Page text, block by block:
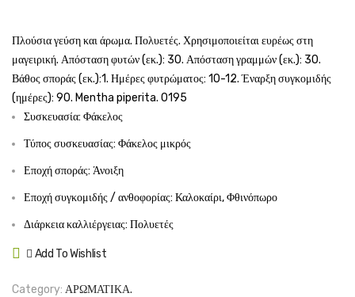
Πλούσια γεύση και άρωμα. Πολυετές. Χρησιμοποιείται ευρέως στη
μαγειρική. Απόσταση φυτών (εκ.): 30. Απόσταση γραμμών (εκ.): 30.
Βάθος σποράς (εκ.):1. Ημέρες φυτρώματος: 10-12. Έναρξη συγκομιδής
(ημέρες): 90. Mentha piperita. 0195
Συσκευασία: Φάκελος
Τύπος συσκευασίας: Φάκελος μικρός
Εποχή σποράς: Άνοιξη
Εποχή συγκομιδής / ανθοφορίας: Καλοκαίρι, Φθινόπωρο
Διάρκεια καλλιέργειας: Πολυετές
Add To Wishlist
Category: ΑΡΩΜΑΤΙΚΑ.